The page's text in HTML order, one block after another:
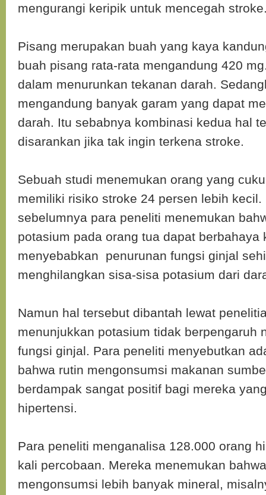
mengurangi keripik untuk mencegah
Pisang merupakan buah yang kaya
buah pisang rata-rata mengandung 420
dalam menurunkan tekanan darah.
mengandung banyak garam yang dapat
darah. Itu sebabnya kombinasi kedua hal
disarankan jika tak ingin terkena stroke.
Sebuah studi menemukan orang yang
memiliki risiko stroke 24 persen lebih
sebelumnya para peneliti menemukan
potasium pada orang tua dapat berbahaya
menyebabkan penurunan fungsi ginjal
menghilangkan sisa-sisa potasium dari
Namun hal tersebut dibantah lewat
menunjukkan potasium tidak berpengaruh
fungsi ginjal. Para peneliti menyebutkan
bahwa rutin mengonsumsi makanan
berdampak sangat positif bagi mereka
hipertensi.
Para peneliti menganalisa 128.000 orang
kali percobaan. Mereka menemukan
mengonsumsi lebih banyak mineral,